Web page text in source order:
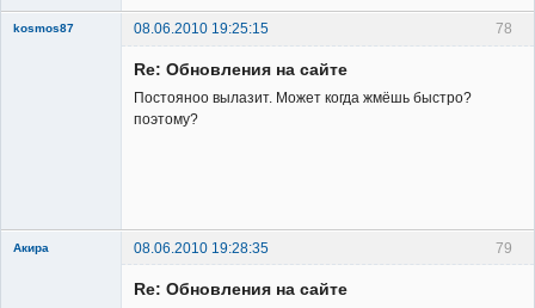
78
kosmos87 08.06.2010 19:25:15
Re: Обновления на сайте
Постояноо вылазит. Может когда жмёшь быстро?
поэтому?
79
Акира 08.06.2010 19:28:35
Re: Обновления на сайте